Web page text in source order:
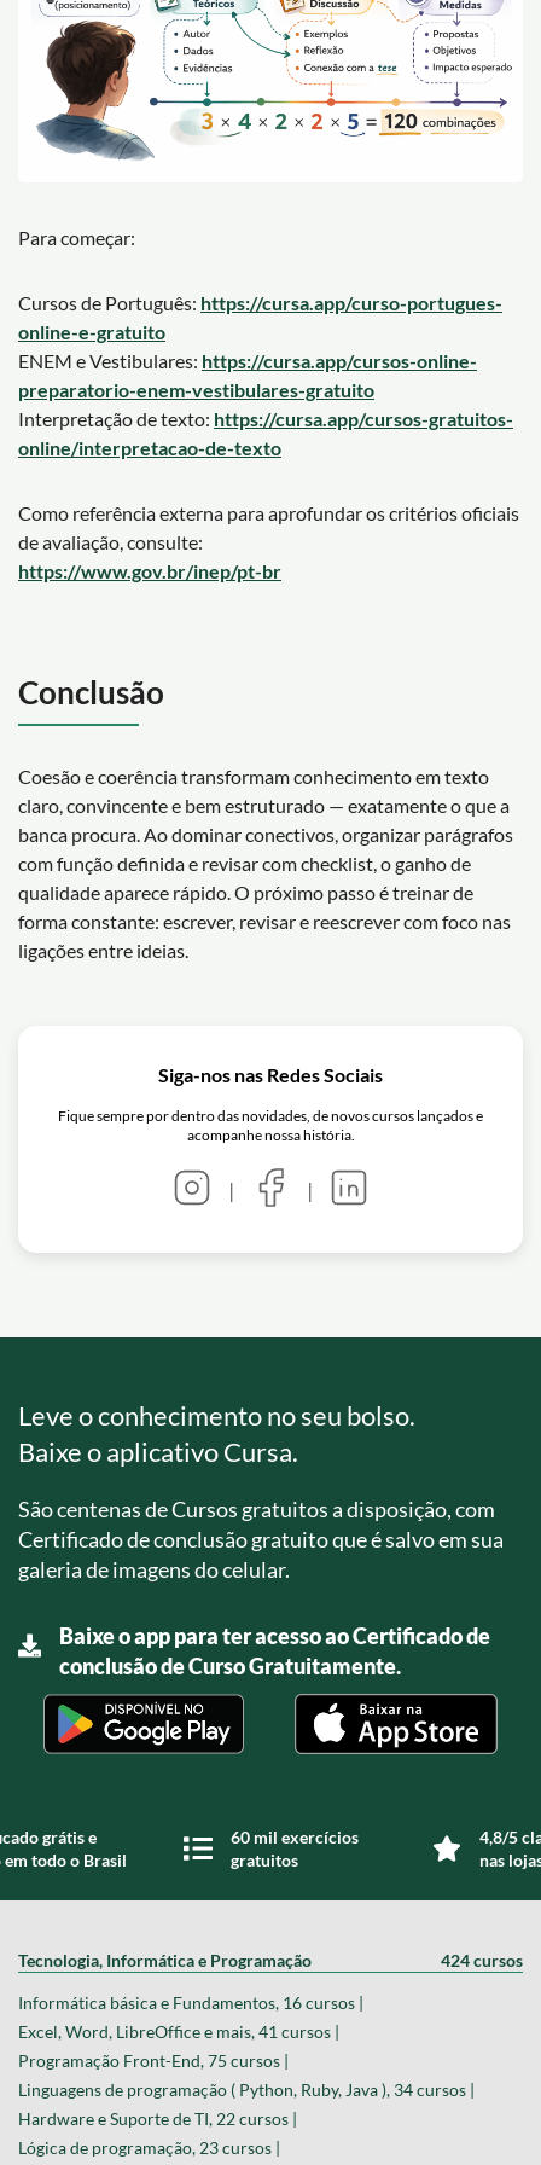
Para começar:
Cursos de Português: https://cursa.app/curso-portugues-
online-e-gratuito
ENEM e Vestibulares: https://cursa.app/cursos-online-
preparatorio-enem-vestibulares-gratuito
Interpretação de texto: https://cursa.app/cursos-gratuitos-
online/interpretacao-de-texto
Como referência externa para aprofundar os critérios oficiais
de avaliação, consulte:
https://www.gov.br/inep/pt-br
Conclusão
Coesão e coerência transformam conhecimento em texto
claro, convincente e bem estruturado — exatamente o que a
banca procura. Ao dominar conectivos, organizar parágrafos
com função definida e revisar com checklist, o ganho de
qualidade aparece rápido. O próximo passo é treinar de
forma constante: escrever, revisar e reescrever com foco nas
ligações entre ideias.
Siga-nos nas Redes Sociais
Fique sempre por dentro das novidades, de novos cursos lançados e
acompanhe nossa história.
| |
Leve o conhecimento no seu bolso.
Baixe o aplicativo Cursa.
São centenas de Cursos gratuitos a disposição, com
Certificado de conclusão gratuito que é salvo em sua
galeria de imagens do celular.
Baixe o app para ter acesso ao Certificado de
conclusão de Curso Gratuitamente.
grátis e
todo o Brasil
60 mil exercícios
gratuitos
4,8/5
nas
Tecnologia, Informática e Programação 424 cursos
Informática básica e Fundamentos, 16 cursos |
Excel, Word, LibreOffice e mais, 41 cursos |
Programação Front-End, 75 cursos |
Linguagens de programação ( Python, Ruby, Java ), 34 cursos |
Hardware e Suporte de TI, 22 cursos |
Lógica de programação, 23 cursos |